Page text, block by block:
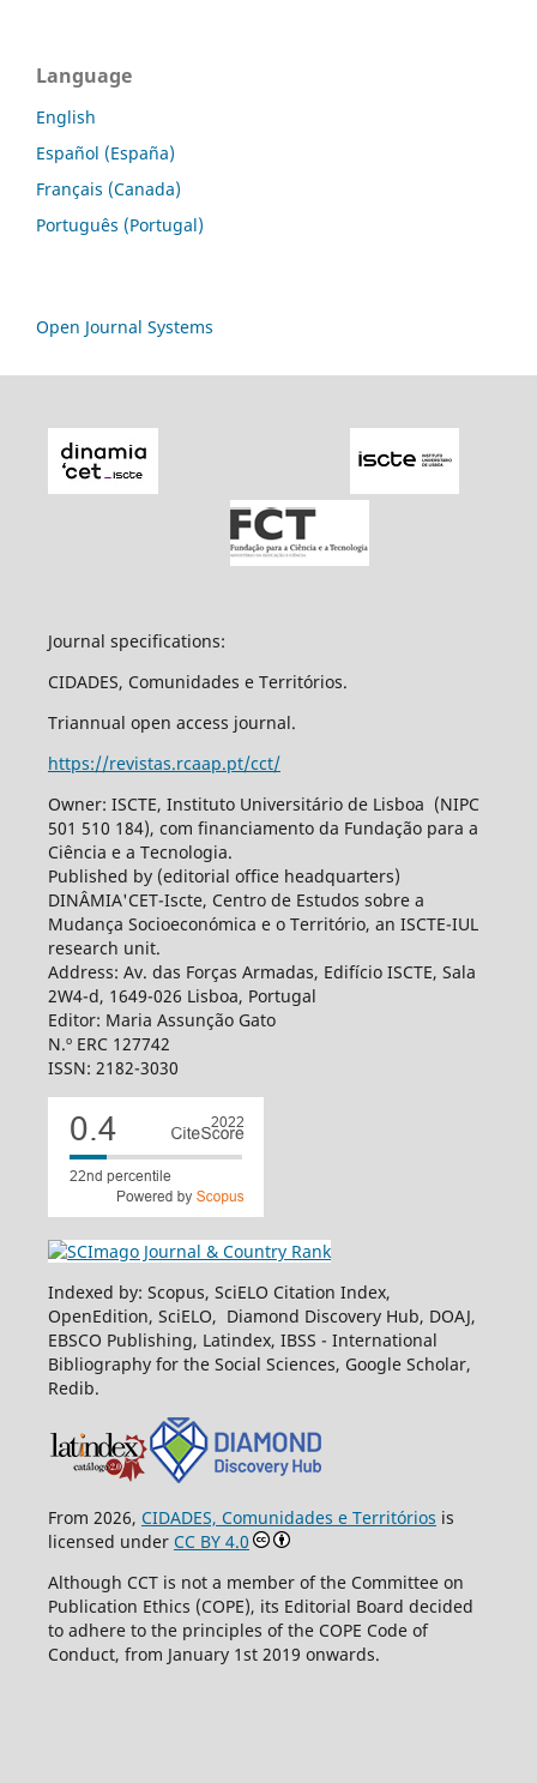
Language
English
Español (España)
Français (Canada)
Português (Portugal)
Open Journal Systems
Journal specifications:
CIDADES, Comunidades e Territórios.
Triannual open access journal.
https://revistas.rcaap.pt/cct/
Owner: ISCTE, Instituto Universitário de Lisboa (NIPC
501 510 184), com financiamento da Fundação para a
Ciência e a Tecnologia.
Published by (editorial office headquarters)
DINÂMIA'CET-Iscte, Centro de Estudos sobre a
Mudança Socioeconómica e o Território, an ISCTE-IUL
research unit.
Address: Av. das Forças Armadas, Edifício ISCTE, Sala
2W4-d, 1649-026 Lisboa, Portugal
Editor: Maria Assunção Gato
N.º ERC 127742
ISSN: 2182-3030
Indexed by: Scopus, SciELO Citation Index,
OpenEdition, SciELO, Diamond Discovery Hub, DOAJ,
EBSCO Publishing, Latindex, IBSS - International
Bibliography for the Social Sciences, Google Scholar,
Redib.
From 2026, CIDADES, Comunidades e Territórios is
licensed under CC BY 4.0
Although CCT is not a member of the Committee on
Publication Ethics (COPE), its Editorial Board decided
to adhere to the principles of the COPE Code of
Conduct, from January 1st 2019 onwards.